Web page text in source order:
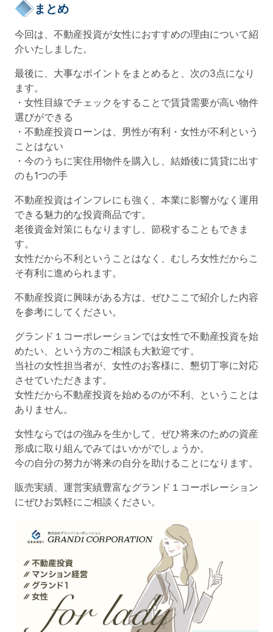
まとめ
今回は、不動産投資が女性におすすめの理由について紹
介いたしました。
最後に、大事なポイントをまとめると、次の3点になり
ます。
・女性目線でチェックをすることで賃貸需要が高い物件
選びができる
・不動産投資ローンは、男性が有利・女性が不利という
ことはない
・今のうちに実住用物件を購入し、結婚後に賃貸に出す
のも1つの手
不動産投資はインフレにも強く、本業に影響がなく運用
できる魅力的な投資商品です。
老後資金対策にもなりますし、節税することもできま
す。
女性だから不利ということはなく、むしろ女性だからこ
そ有利に進められます。
不動産投資に興味がある方は、ぜひここで紹介した内容
を参考にしてください。
グランド１コーポレーションでは女性で不動産投資を始
めたい、という方のご相談も大歓迎です。
当社の女性担当者が、女性のお客様に、懇切丁寧に対応
させていただきます。
女性だから不動産投資を始めるのが不利、ということは
ありません。
女性ならではの強みを生かして、ぜひ将来のための資産
形成に取り組んでみてはいかがでしょうか。
今の自分の努力が将来の自分を助けることになります。
販売実績、運営実績豊富なグランド１コーポレーション
にぜひお気軽にご相談ください。